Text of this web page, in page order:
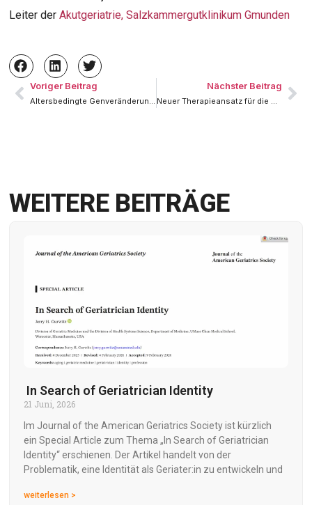
Leiter derAkutgeriatrie, Salzkammergutklinikum Gmunden
Voriger Beitrag
Altersbedingte Genveränderungen als Prognosefaktor?
Nächster Beitrag
Neuer Therapieansatz für die Herzinsuffizienz
WEITERE BEITRÄGE
In Search of Geriatrician Identity
21 Juni, 2026
Im Journal of the American Geriatrics Society ist kürzlich
ein Special Article zum Thema „In Search of Geriatrician
Identity“ erschienen. Der Artikel handelt von der
Problematik, eine Identität als Geriater:in zu entwickeln und
weiterlesen >